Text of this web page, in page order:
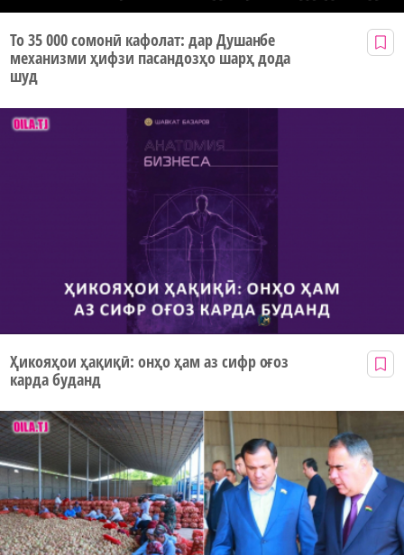
То 35 000 сомонӣ кафолат: дар Душанбе
механизми ҳифзи пасандозҳо шарҳ дода
шуд
Ҳикояҳои ҳақиқӣ: онҳо ҳам аз сифр оғоз
карда буданд